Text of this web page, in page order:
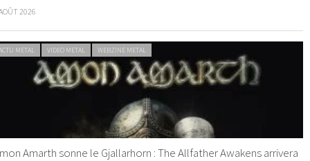
2026
METAL VIDEO METAL WEBZINE METAL
Amarth sonne le Gjallarhorn : The Allfather Awakens arrivera